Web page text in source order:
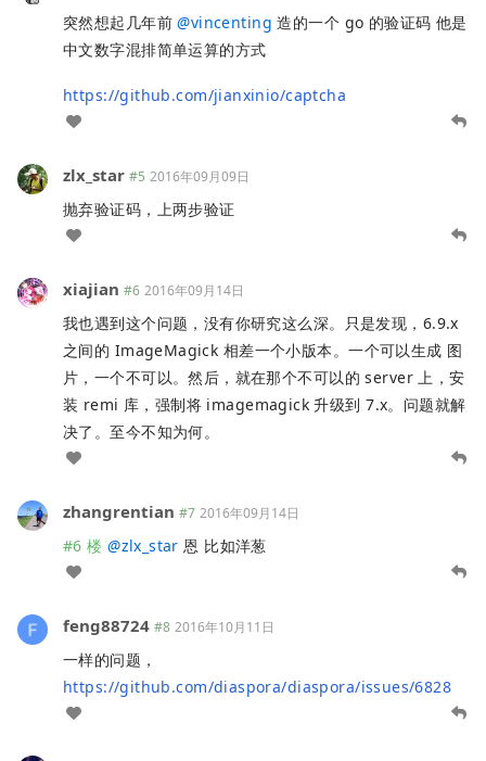
突然想起几年前@vincenting 造的一个 go 的验证码 他是
中文数字混排简单运算的方式
https://github.com/jianxinio/captcha
zlx_star #5 2016年09月09日
抛弃验证码，上两步验证
xiajian #6 2016年09月14日
我也遇到这个问题，没有你研究这么深。只是发现，6.9.x
之间的 ImageMagick 相差一个小版本。一个可以生成 图
片，一个不可以。然后，就在那个不可以的 server 上，安
装 remi 库，强制将 imagemagick 升级到 7.x。问题就解
决了。至今不知为何。
zhangrentian #7 2016年09月14日
#6 楼 @zlx_star 恩 比如洋葱
feng88724 #8 2016年10月11日
一样的问题，
https://github.com/diaspora/diaspora/issues/6828